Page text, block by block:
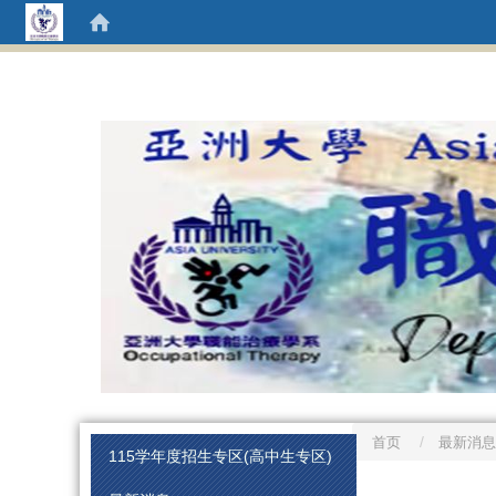
115学年度招生专区(高中生专区)
首页 最新消息
:::